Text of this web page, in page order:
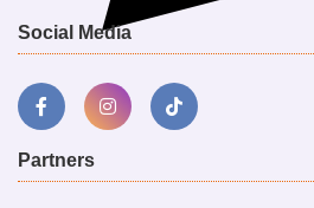
Social Media
Partners